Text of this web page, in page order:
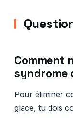
Comment
syndrome
Pour éliminer
glace, tu dois